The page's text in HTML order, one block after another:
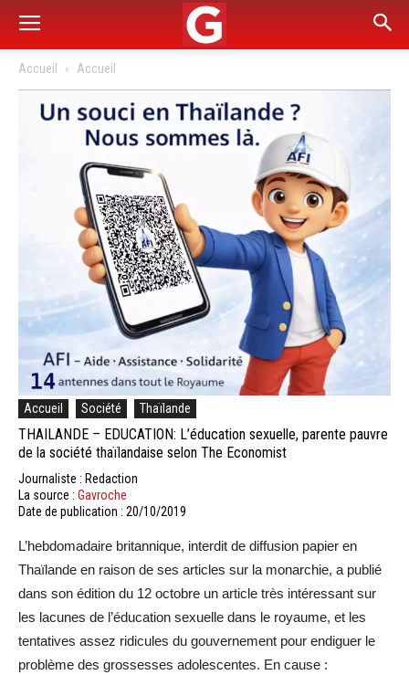
Accueil Accueil
Accueil Société Thaïlande
THAILANDE – EDUCATION: L’éducation sexuelle, parente pauvre
de la société thaïlandaise selon The Economist
Journaliste : Redaction
La source : Gavroche
Date de publication : 20/10/2019
L’hebdomadaire britannique, interdit de diffusion papier en
Thaïlande en raison de ses articles sur la monarchie, a publié
dans son édition du 12 octobre un article très intéressant sur
les lacunes de l’éducation sexuelle dans le royaume, et les
tentatives assez ridicules du gouvernement pour endiguer le
problème des grossesses adolescentes. En cause :